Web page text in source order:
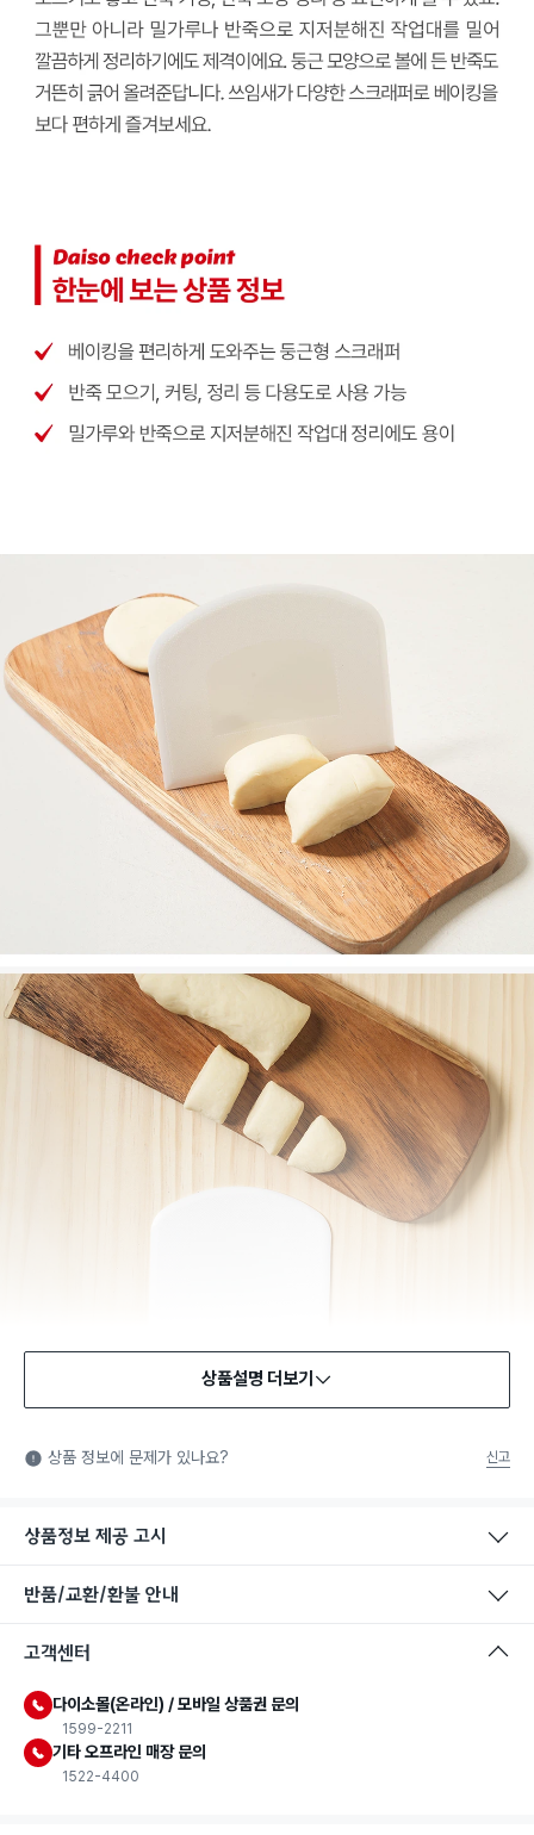
식품용 기구: 식품위생법에서 정한 규격에 따라 제조되어 식품 또
는 식품첨가물에 사용할 수 있는 식품용기구라는 표시입니다.
상품설명 더보기
상품 정보에 문제가 있나요? 신고
상품정보 제공 고시
반품/교환/환불 안내
고객센터
다이소몰(온라인) / 모바일 상품권 문의
1599-2211
기타 오프라인 매장 문의
1522-4400